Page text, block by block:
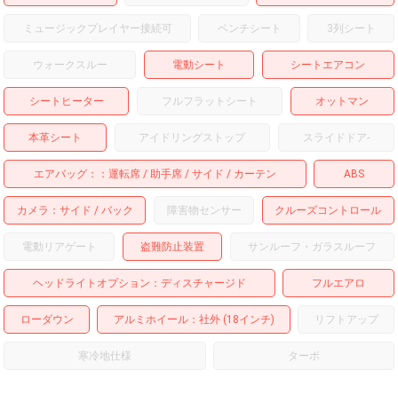
ミュージックプレイヤー接続可 ベンチシート 3列シート
ウォークスルー 電動シート シートエアコン
シートヒーター フルフラットシート オットマン
本革シート アイドリングストップ スライドドア-
エアバッグ： 運転席 助手席 サイド カーテン ABS
カメラ サイド バック 障害物センサー クルーズコントロール
電動リアゲート 盗難防止装置 サンルーフ・ガラスルーフ
ヘッドライトオプション ディスチャージド フルエアロ
ローダウン アルミホイール：社外 (18インチ) リフトアップ
寒冷地仕様 ターボ